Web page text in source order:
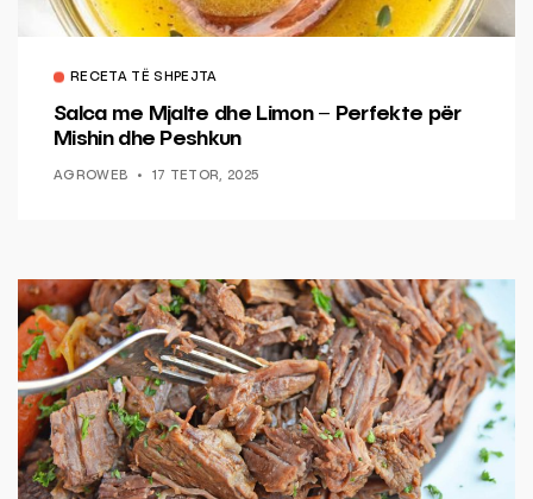
RECETA TË SHPEJTA
Salca me Mjalte dhe Limon – Perfekte për
Mishin dhe Peshkun
AGROWEB 17 TETOR, 2025